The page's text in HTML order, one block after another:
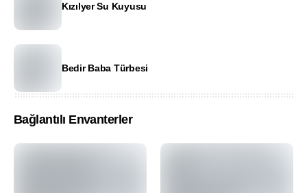
Kızılyer Su Kuyusu
Bedir Baba Türbesi
Bağlantılı Envanterler